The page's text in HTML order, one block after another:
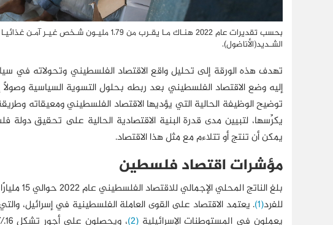
الشـديد(الأناضول).
إليه وضع الاقتصاد الفلسطيني بعد ربطه بحلول التسوية السياسية
توضيح الوظيفة الحالية التي يؤديها الاقتصاد الفلسطيني ومعيقاته
يكرِّسها، لتبيين مدى قدرة البنية الاقتصادية الحالية على تحقيق دولة
يمكن أن تنتج أو تتلاءم مع مثل هذا الاقتصاد.
مؤشرات اقتصاد فلسطين
للفرد(1)
يعملون في المستوطنات الإسرائيلية(2) ، ويحصلون على أجور تشكل 16٪ من الناتج المحلي الإجمالي